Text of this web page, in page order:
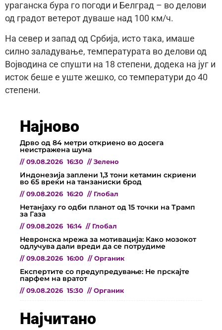
ураганска бура го погоди и Белград – во делови
од градот ветерот дуваше над 100 км/ч.
На север и запад од Србија, исто така, имаше
силно заладување, температурата во делови од
Војводина се спушти на 18 степени, додека на југ и
исток беше е уште жешко, со температури до 40
степени.
Најново
Дрво од 84 метри откриено во досега
неистражена шума
// 09.08.2026 16:30 // Зелено
Индонезија заплени 1,3 тони кетамин скриени
во 65 вреќи на танзаниски брод
// 09.08.2026 16:20 // Глобал
Нетанјаху го одби планот од 15 точки на Трамп
за Газа
// 09.08.2026 16:14 // Глобал
Невронска мрежа за мотивација: Како мозокот
одлучува дали вреди да се потрудиме
// 09.08.2026 16:00 // Органик
Експертите со предупредување: Не прскајте
парфем на вратот
// 09.08.2026 15:30 // Органик
Најчитано